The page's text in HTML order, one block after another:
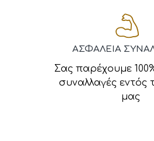
ΑΣΦΑΛΕΙΑ
Σας παρέχουμε
συναλλαγές εντός
μας